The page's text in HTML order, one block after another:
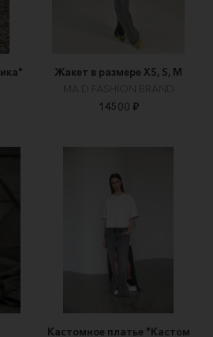
Жакет в размере XS, S, M
MA.D FASHION BRAND
14500 ₽
Кастомное платье "Кастом